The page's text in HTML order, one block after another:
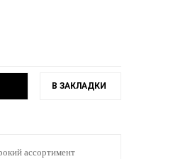
В ЗАКЛАДКИ
ассортимент